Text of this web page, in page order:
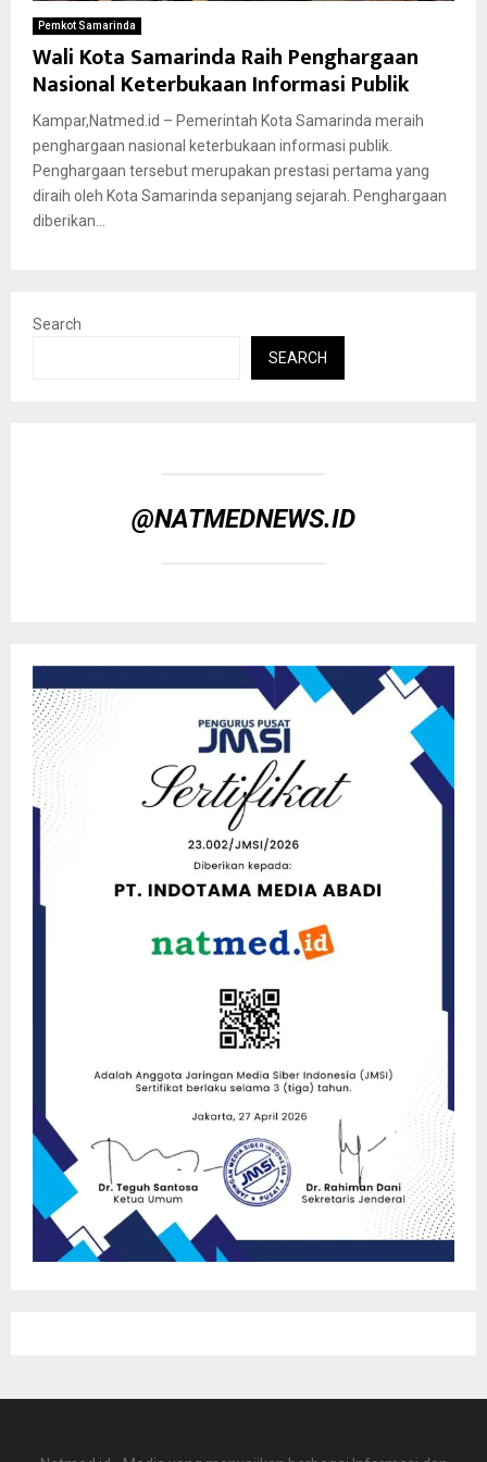
Pemkot Samarinda
Wali Kota Samarinda Raih Penghargaan
Nasional Keterbukaan Informasi Publik
Kampar,Natmed.id – Pemerintah Kota Samarinda meraih
penghargaan nasional keterbukaan informasi publik.
Penghargaan tersebut merupakan prestasi pertama yang
diraih oleh Kota Samarinda sepanjang sejarah. Penghargaan
diberikan...
Search
SEARCH
@NATMEDNEWS.ID